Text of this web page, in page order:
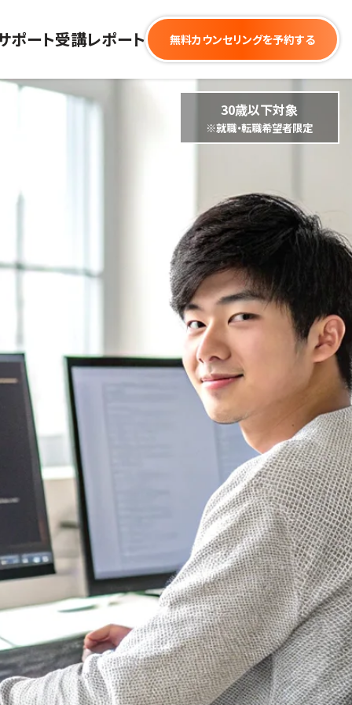
ポート受講レポート 無料カウンセリングを予約する
30歳以下対象
※就職・転職希望者限定